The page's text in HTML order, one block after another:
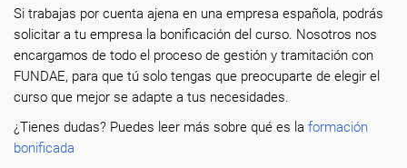
Si trabajas por cuenta ajena en una empresa española, podrás
solicitar a tu empresa la bonificación del curso. Nosotros nos
encargamos de todo el proceso de gestión y tramitación con
FUNDAE, para que tú solo tengas que preocuparte de elegir el
curso que mejor se adapte a tus necesidades.
¿Tienes dudas? Puedes leer más sobre qué es la formación
bonificada